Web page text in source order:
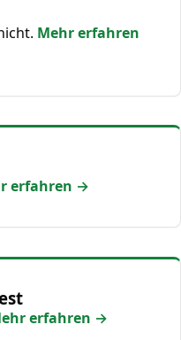
Mehr erfahren
erfahren →
erfahren →